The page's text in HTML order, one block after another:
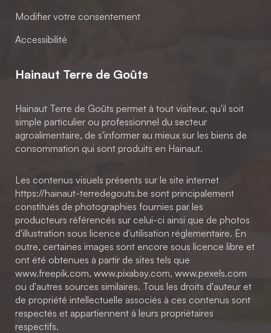
Modifier votre consentement
Accessibilité
Hainaut Terre de Goûts
Hainaut Terre de Goûts permet à tout visiteur, qu'il soit
simple particulier ou professionnel du secteur
agroalimentaire, de s'informer au mieux sur les biens de
consommation qui sont produits en Hainaut.
Les contenus visuels présents sur le site internet
https://hainaut-terredegouts.be sont principalement
constitués de photographies fournies par les
producteurs référencés sur celui-ci ainsi que de photos
d'illustration sous licence d'utilisation réglementaire. En
outre, certaines images sont encore sous licence libre et
ont été obtenues à partir de sites tels que
www.freepik.com, www.pixabay.com, www.pexels.com
ou d'autres sources similaires. Tous les droits d'auteur et
de propriété intellectuelle associés à ces contenus sont
respectés et appartiennent à leurs propriétaires
respectifs.